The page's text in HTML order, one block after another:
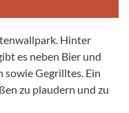
Hinter
es neben Bier und
sowie Gegrilltes. Ein
zu plaudern und zu